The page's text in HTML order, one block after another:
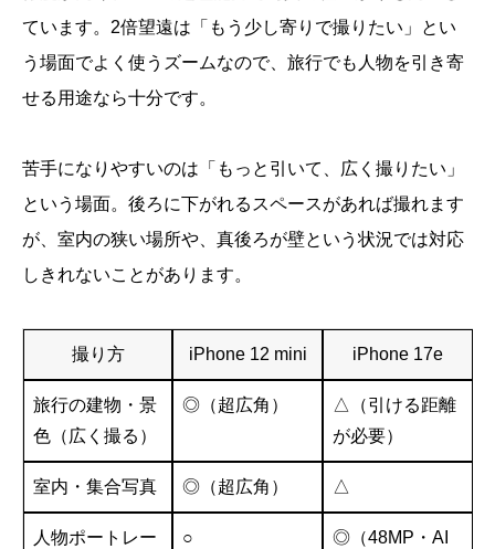
ています。2倍望遠は「もう少し寄りで撮りたい」とい
う場面でよく使うズームなので、旅行でも人物を引き寄
せる用途なら十分です。
苦手になりやすいのは「もっと引いて、広く撮りたい」
という場面。後ろに下がれるスペースがあれば撮れます
が、室内の狭い場所や、真後ろが壁という状況では対応
しきれないことがあります。
撮り方 iPhone 12 mini iPhone 17e
旅行の建物・景
色（広く撮る）
◎（超広角）
△（引ける距離
が必要）
室内・集合写真 ◎（超広角） △
人物ポートレー
○
◎（48MP・AI